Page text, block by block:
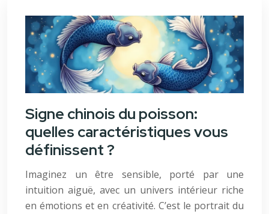
Signe chinois du poisson:
quelles caractéristiques vous
définissent ?
Imaginez un être sensible, porté par une
intuition aiguë, avec un univers intérieur riche
en émotions et en créativité. C’est le portrait du